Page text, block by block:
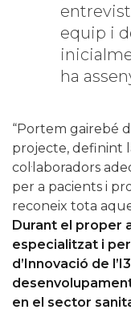
equip i
ha
“Portem gairebé dos anys treballant en aquest
projecte, definint
col·laboradors
per a pacients i
reconeix tota
Durant el proper
especialitzat i
d’Innovació de
en el sector